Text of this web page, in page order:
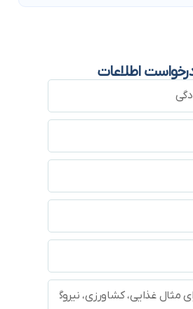
اطلاعات